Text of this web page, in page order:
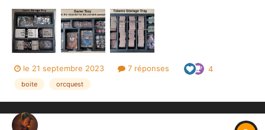
seront sleevées. 2e compartiment, les jetons. A terme, je ferai...
le 21 septembre 2023 7 réponses 4
boite orcquest